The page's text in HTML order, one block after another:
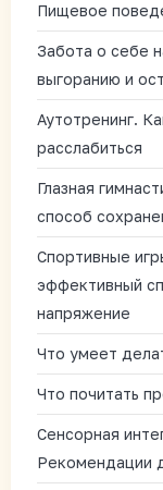
Пищевое
Забота о себе
выгоранию и
Аутотренинг.
расслабиться
Глазная
способ
Спортивные
эффективный
напряжение
Что умеет
Что почитать
Сенсорная
Рекомендации